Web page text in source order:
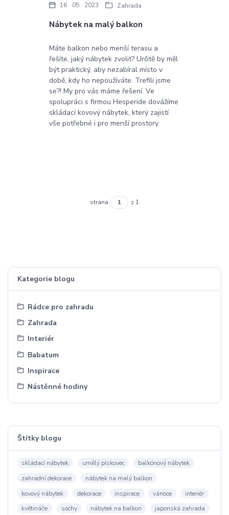
Kategorie blogu
Rádce pro zahradu
Zahrada
Interiér
Babatum
Inspirace
Nástěnné hodiny
Štítky blogu
skládací nábytek umělý pískovec
balkónový nábytek
zahradní dekorace
nábytek na malý balkon
kovový nábytek
dekorace inspirace vánoce
interiér
květináče
sochy nábytek na balkon
japonská zahrada
Nábytek na malý balkon
16 05 2023 Zahrada
Máte balkon nebo menší terasu a
řešíte, jaký nábytek zvolit? Určitě by měl
být praktický, aby nezabíral místo v
době, kdy ho nepoužíváte. Trefili jsme
se?! My pro vás máme řešení. Ve
spolupráci s firmou Hesperide dovážíme
skládací kovový nábytek, který zajistí
vše potřebné i pro menší prostory.
strana z 1